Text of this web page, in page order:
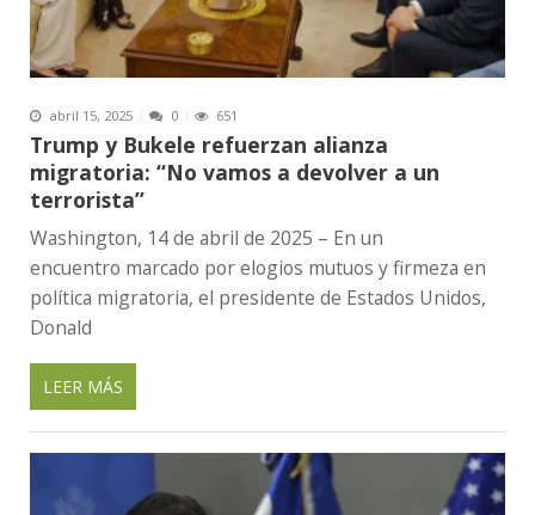
abril 15, 2025 0 651
Trump y Bukele refuerzan alianza
migratoria: “No vamos a devolver a un
terrorista”
Washington, 14 de abril de 2025 – En un
encuentro marcado por elogios mutuos y firmeza en
política migratoria, el presidente de Estados Unidos,
Donald
LEER MÁS